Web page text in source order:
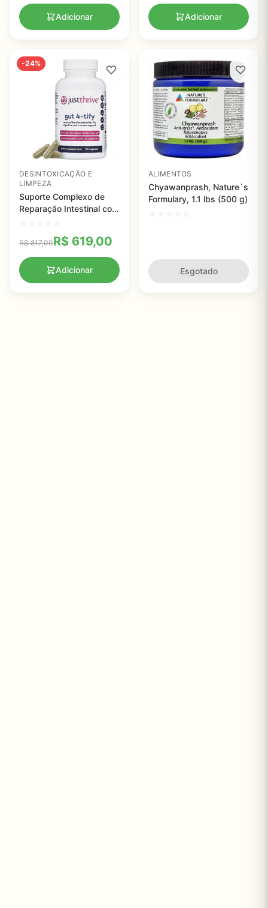
Adicionar Adicionar
-24%
DESINTOXICAÇÃO E
LIMPEZA
Suporte Complexo de
Reparação Intestinal com
Prosper, 90 cápsulas
R$817,00R$ 619,00
Adicionar
ALIMENTOS
Chyawanprash, Nature`s
Formulary, 1.1 lbs (500 g)
Esgotado